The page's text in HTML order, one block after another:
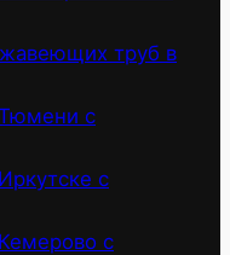
труб в
с
с
с